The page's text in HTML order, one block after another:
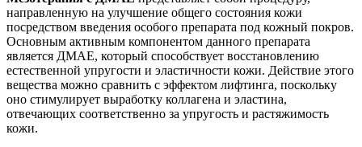
направленную на улучшение общего состояния кожи
посредством введения особого препарата под кожный покров.
Основным активным компонентом данного препарата
является ДМАЕ, который способствует восстановлению
естественной упругости и эластичности кожи. Действие этого
вещества можно сравнить с эффектом лифтинга, поскольку
оно стимулирует выработку коллагена и эластина,
отвечающих соответственно за упругость и растяжимость
кожи.